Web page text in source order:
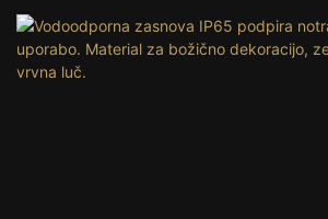
mehak in očarljiv sijoč učinek za
prostorov. Izdelane so iz
materialov, so trpežne, odporne na